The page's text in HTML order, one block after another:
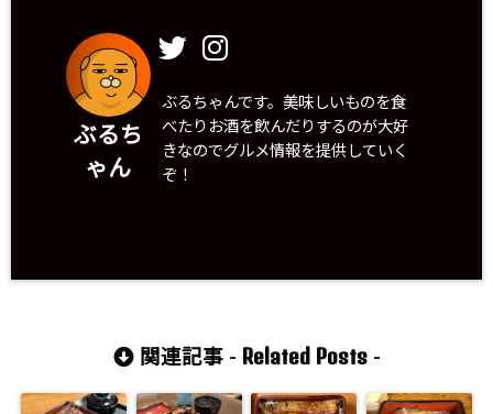
ぶるち
ゃん
ぶるちゃんです。美味しいものを食
べたりお酒を飲んだりするのが大好
きなのでグルメ情報を提供していく
ぞ！
関連記事 - Related Posts-